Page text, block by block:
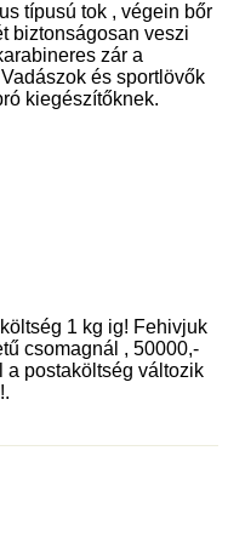
típusú tok , végein bőr
biztonságosan veszi
zár a
és sportlövők
kiegészítőknek.
1 kg ig! Fehivjuk
csomagnál , 50000,-
a postaköltség változik